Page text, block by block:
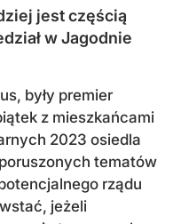
jest częścią
w Jagodnie
były premier
z mieszkańcami
2023 osiedla
tematów
rządu
jeżeli